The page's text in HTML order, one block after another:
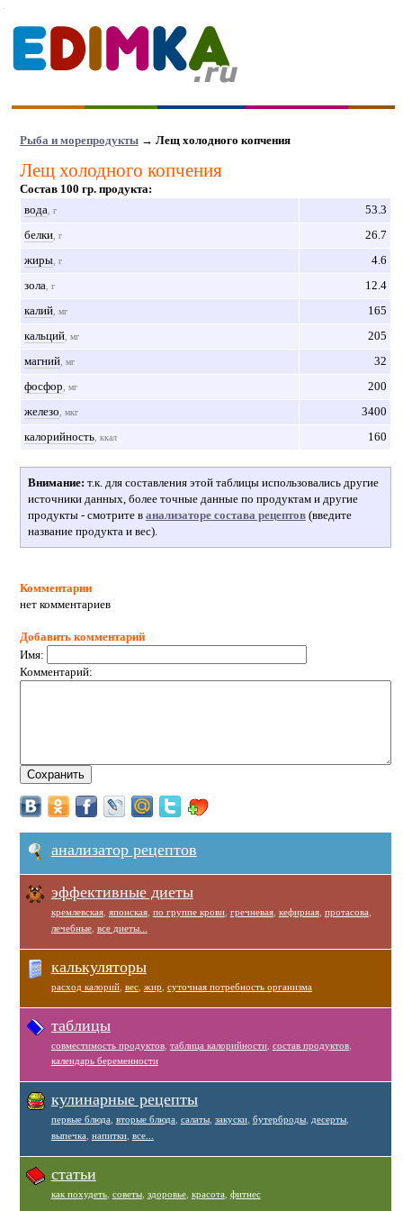
Рыба и морепродукты→ Лещ холодного копчения
Лещ холодного копчения
Состав 100 гр. продукта:
вода , г
53.3
белки, г
26.7
жиры, г
4.6
зола , г
12.4
калий, мг
165
кальций, мг
205
магний, мг
32
фосфор , мг
200
железо , мкг
3400
калорийность, ккал 160
Внимание: т.к. для составления этой таблицы использовались другие
источники данных, более точные данные по продуктам и другие
продукты - смотрите в анализаторе состава рецептов(введите
название продукта и вес).
Комментарии
нет комментариев
Добавить комментарий
Имя:
Комментарий:
анализатор рецептов
эффективные диеты
кремлевская, японская, по группе крови, гречневая, кефирная, протасова
лечебные, все диеты...
калькуляторы
расход калорий, вес, жир суточная потребность организма
таблицы
совместимость продуктов, таблица калорийности, состав продуктов,
календарь беременности
кулинарные рецепты
первые блюда вторые блюда салаты, закуски, бутерброды, десерты,
выпечка напитки, все...
статьи
как похудеть, советы, здоровье, красота фитнес